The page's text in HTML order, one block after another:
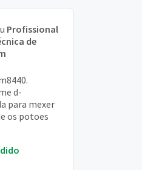
Profissional
de
d-
para mexer
os potoes